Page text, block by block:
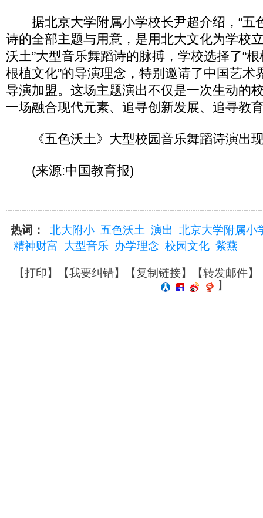
据北京大学附属小学校长尹超介绍，“五
诗的全部主题与用意，是用北大文化为学校
沃土”大型音乐舞蹈诗的脉搏，学校选择了“
根植文化”的导演理念，特别邀请了中国艺术
导演加盟。这场主题演出不仅是一次生动的
一场融合现代元素、追寻创新发展、追寻教
《五色沃土》大型校园音乐舞蹈诗演出
(来源:中国教育报)
热词： 北大附小 五色沃土 演出
北京大学附属小
精神财富
大型音乐 办学理念 校园文化 紫燕
【打印】【我要纠错】【复制链接】【转发邮件】
】